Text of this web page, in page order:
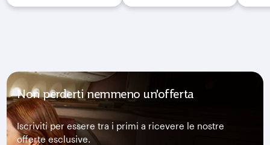
Non perderti nemmeno un'offerta
Iscriviti per essere tra i primi a ricevere le nostre
offerte esclusive.